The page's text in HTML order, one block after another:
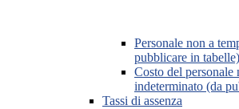
Personale non a
pubblicare in tabelle)
Costo del personale
indeterminato (da
Tassi di assenza